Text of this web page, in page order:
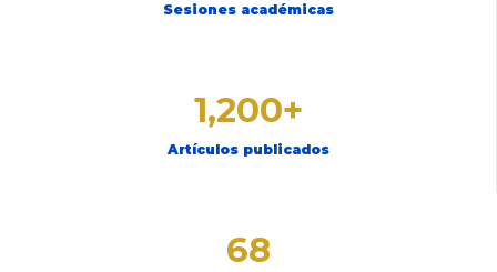
Sesiones académicas
1,200+
Artículos publicados
68